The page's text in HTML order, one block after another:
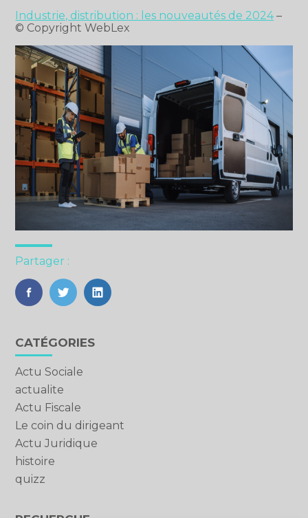
Industrie, distribution : les nouveautés de 2024–
© Copyright WebLex
Partager :
FaceBook
TwitterLinkedIn
Blog
sidebar
CATÉGORIES
Actu Sociale
actualite
Actu Fiscale
Le coin du dirigeant
Actu Juridique
histoire
quizz